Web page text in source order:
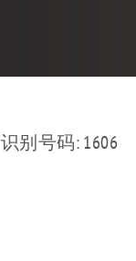
ES
FR
识别号码: 1606